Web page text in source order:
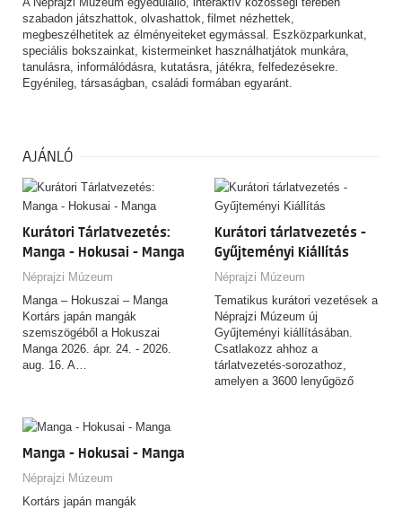
szabadon játszhattok, olvashattok, filmet nézhettek,
megbeszélhetitek az élményeiteket egymással. Eszközparkunkat,
speciális bokszainkat, kistermeinket használhatjátok munkára,
tanulásra, informálódásra, kutatásra, játékra, felfedezésekre.
Egyénileg, társaságban, családi formában egyaránt.
AJÁNLÓ
Kurátori Tárlatvezetés:
Manga - Hokusai - Manga
Néprajzi Múzeum
Manga – Hokuszai – Manga
Kortárs japán mangák
szemszögéből a Hokuszai
Manga 2026. ápr. 24. - 2026.
aug. 16. A…
Kurátori tárlatvezetés -
Gyűjteményi Kiállítás
Néprajzi Múzeum
Tematikus kurátori vezetések a
Néprajzi Múzeum új
Gyűjteményi kiállításában.
Csatlakozz ahhoz a
tárlatvezetés-sorozathoz,
amelyen a 3600 lenyűgöző
Manga - Hokusai - Manga
Néprajzi Múzeum
Kortárs japán mangák